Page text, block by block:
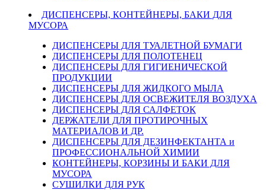
ДИСПЕНСЕРЫ, КОНТЕЙНЕРЫ, БАКИ ДЛЯ
МУСОРА
ДИСПЕНСЕРЫ ДЛЯ ТУАЛЕТНОЙ БУМАГИ
ДИСПЕНСЕРЫ ДЛЯ ПОЛОТЕНЕЦ
ДИСПЕНСЕРЫ ДЛЯ ГИГИЕНИЧЕСКОЙ
ПРОДУКЦИИ
ДИСПЕНСЕРЫ ДЛЯ ЖИДКОГО МЫЛА
ДИСПЕНСЕРЫ ДЛЯ ОСВЕЖИТЕЛЯ ВОЗДУХА
ДИСПЕНСЕРЫ ДЛЯ САЛФЕТОК
ДЕРЖАТЕЛИ ДЛЯ ПРОТИРОЧНЫХ
МАТЕРИАЛОВ И ДР.
ДИСПЕНСЕРЫ ДЛЯ ДЕЗИНФЕКТАНТА и
ПРОФЕССИОНАЛЬНОЙ ХИМИИ
КОНТЕЙНЕРЫ, КОРЗИНЫ И БАКИ ДЛЯ
МУСОРА
СУШИЛКИ ДЛЯ РУК